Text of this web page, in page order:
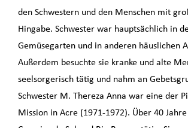
den Schwestern und den Menschen mit
Hingabe. Schwester war hauptsächlich in
Gemüsegarten und in anderen häuslichen
Außerdem besuchte sie kranke und alte
seelsorgerisch tätig und nahm an
Schwester M. Thereza Anna war eine der
Mission in Acre (1971-1972). Über 40